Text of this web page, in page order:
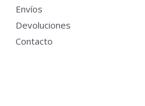
Envíos
Devoluciones
Contacto